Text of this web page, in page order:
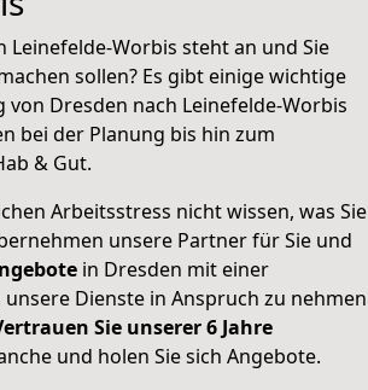
Worbis steht an und Sie
sollen? Es gibt einige wichtige
von Dresden nach Leinefelde-Worbis
bei der Planung bis hin zum
& Gut.
Arbeitsstress nicht wissen, was Sie
unsere Partner für Sie und
in Dresden mit einer
unsere Dienste in Anspruch zu nehmen
Sie unserer 6 Jahre
und holen Sie sich Angebote.